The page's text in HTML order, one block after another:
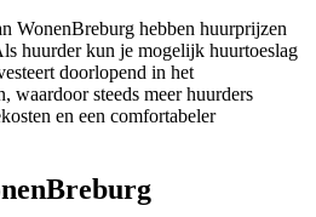
WonenBreburg hebben huurprijzen
huurder kun je mogelijk huurtoeslag
doorlopend in het
waardoor steeds meer huurders
en een comfortabeler